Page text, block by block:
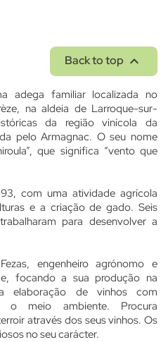
Back to top 
adega familiar localizada no
na aldeia de Larroque-sur-
da região vinícola da
pelo Armagnac. O seu nome
que significa “vento que
com uma atividade agrícola
e a criação de gado. Seis
para desenvolver a
engenheiro agrónomo e
focando a sua produção na
elaboração de vinhos com
o meio ambiente. Procura
através dos seus vinhos. Os
no seu carácter.